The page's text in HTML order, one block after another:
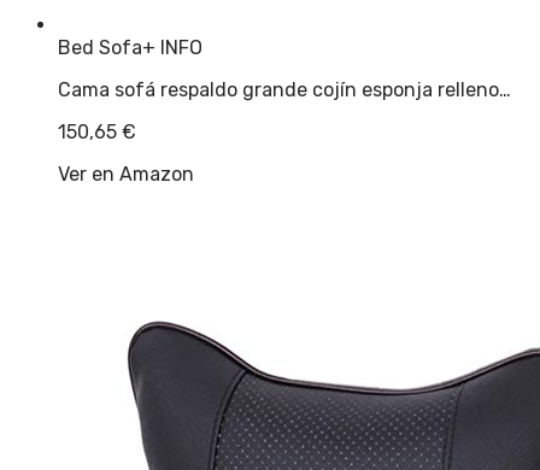
Bed Sofa+ INFO
Cama sofá respaldo grande cojín esponja relleno…
150,65 €
Ver en Amazon